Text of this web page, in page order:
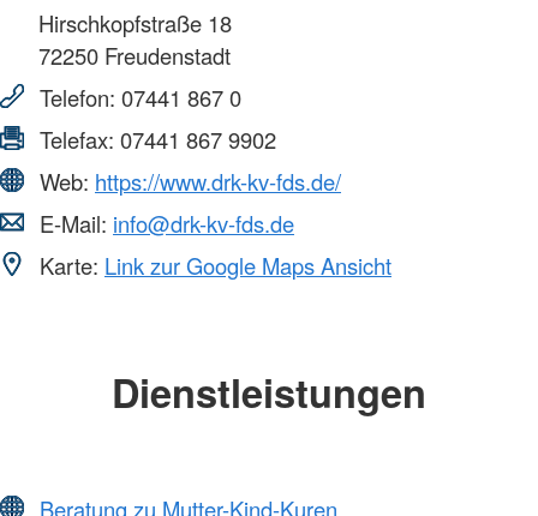
Hirschkopfstraße 18
72250 Freudenstadt
Telefon: 07441 867 0
Telefax: 07441 867 9902
Web: https://www.drk-kv-fds.de/
E-Mail: info@drk-kv-fds.de
Karte: Link zur Google Maps Ansicht
Dienstleistungen
Beratung zu Mutter-Kind-Kuren